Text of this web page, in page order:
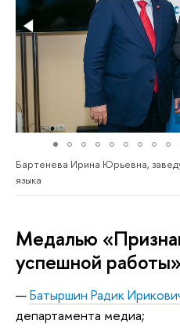
Бартенева Ирина Юрьевна,
языка
Медалью
успешной
Батыршин Радик
департамента медиа;